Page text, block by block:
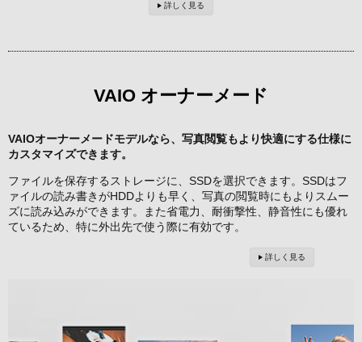
詳しく見る
VAIO オーナーメード
VAIOオーナーメードモデルなら、写真閲覧もより快適にする仕様に
カスタマイズできます。
ファイルを保存するストレージに、SSDを選択できます。SSDはフ
ァイルの読み書きがHDDよりも早く、写真の閲覧時にもよりスムー
ズに読み込みができます。また省電力、耐衝撃性、静音性にも優れ
ているため、特に外出先で使う際に有効です。
詳しく見る